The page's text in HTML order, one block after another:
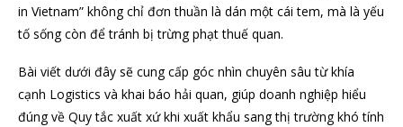
in Vietnam” không chỉ đơn thuần là dán một cái tem, mà là yếu
tố sống còn để tránh bị trừng phạt thuế quan.
Bài viết dưới đây sẽ cung cấp góc nhìn chuyên sâu từ khía
cạnh Logistics và khai báo hải quan, giúp doanh nghiệp hiểu
đúng về Quy tắc xuất xứ khi xuất khẩu sang thị trường khó tính